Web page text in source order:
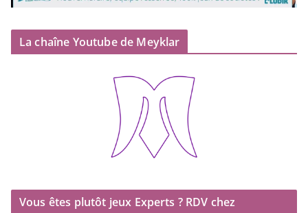
La chaîne Youtube de Meyklar
Vous êtes plutôt jeux Experts ? RDV chez